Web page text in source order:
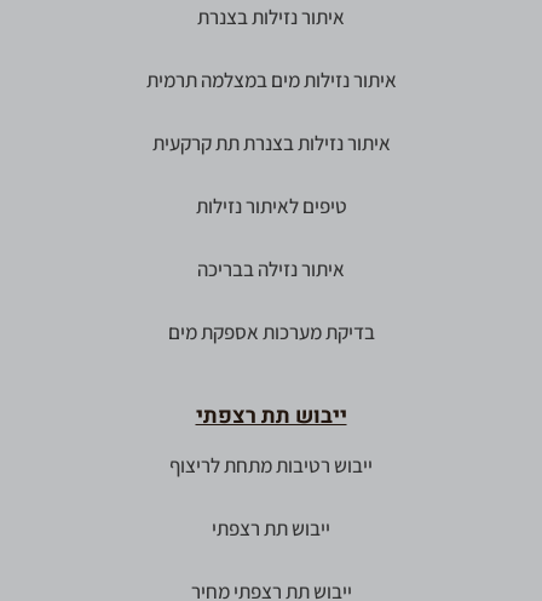
איתור נזילות בצנרת
איתור נזילות מים במצלמה תרמית
איתור נזילות בצנרת תת קרקעית
טיפים לאיתור נזילות
איתור נזילה בבריכה
בדיקת מערכות אספקת מים
ייבוש תת רצפתי
ייבוש רטיבות מתחת לריצוף
ייבוש תת רצפתי
ייבוש תת רצפתי מחיר